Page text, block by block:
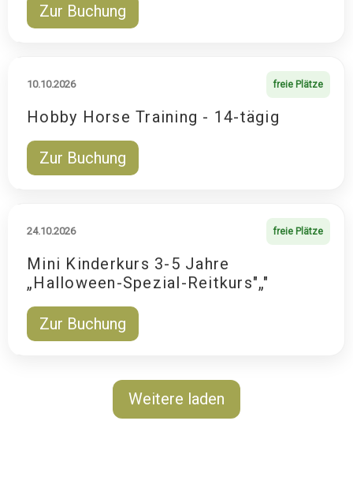
Zur Buchung
10.10.2026 freie Plätze
Hobby Horse Training - 14-tägig
Zur Buchung
24.10.2026 freie Plätze
Mini Kinderkurs 3-5 Jahre
„Halloween-Spezial-Reitkurs"„"
Zur Buchung
Weitere laden